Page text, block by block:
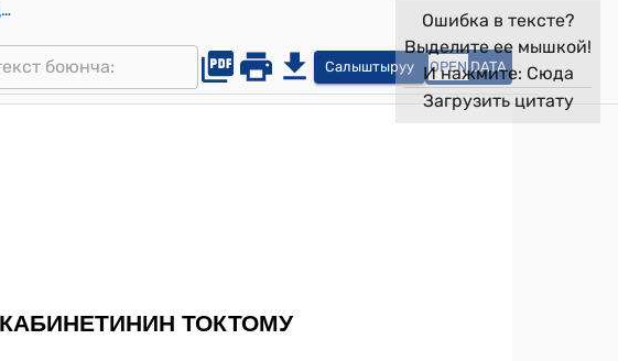
Кыргыз Республикасынын Министрлер Кабинетинин 2026-жылдын 10-мартындагы № 168 "Кыргыз Республикасынын нотариатынын бирдиктүү маалымат тутумун пайдалангандыгы үчүн акы киргизүү жөнүндө" токтому
Салыштыруу OPEN DATA
Ошибка в тексте?
Выделите ее мышкой!
И нажмите: Сюда
Загрузить цитату